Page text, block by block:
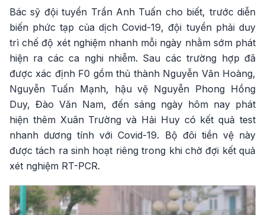
Bác sỹ đội tuyển Trần Anh Tuấn cho biết, trước diễn
biến phức tạp của dịch Covid-19, đội tuyển phải duy
trì chế độ xét nghiệm nhanh mỗi ngày nhằm sớm phát
hiện ra các ca nghi nhiễm. Sau các trường hợp đã
được xác định F0 gồm thủ thành Nguyễn Văn Hoàng,
Nguyễn Tuấn Mạnh, hậu vệ Nguyễn Phong Hồng
Duy, Đào Văn Nam, đến sáng ngày hôm nay phát
hiện thêm Xuân Trường và Hải Huy có kết quả test
nhanh dương tính với Covid-19. Bộ đôi tiền vệ này
được tách ra sinh hoạt riêng trong khi chờ đợi kết quả
xét nghiệm RT-PCR.